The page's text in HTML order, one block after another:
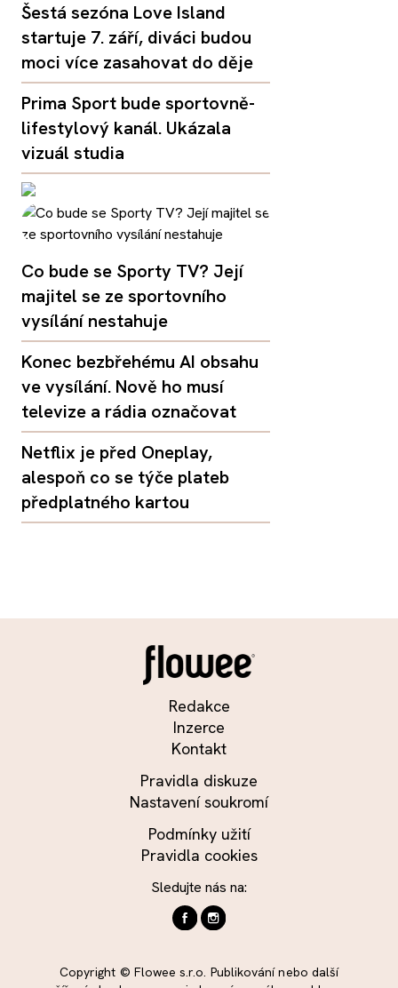
Šestá sezóna Love Island
startuje 7. září, diváci budou
moci více zasahovat do děje
Prima Sport bude sportovně-
lifestylový kanál. Ukázala
vizuál studia
Co bude se Sporty TV? Její
majitel se ze sportovního
vysílání nestahuje
Konec bezbřehému AI obsahu
ve vysílání. Nově ho musí
televize a rádia označovat
Netflix je před Oneplay,
alespoň co se týče plateb
předplatného kartou
Redakce
Inzerce
Kontakt
Pravidla diskuze
Nastavení soukromí
Podmínky užití
Pravidla cookies
Sledujte nás na:
Copyright © Flowee s.r.o. Publikování nebo další